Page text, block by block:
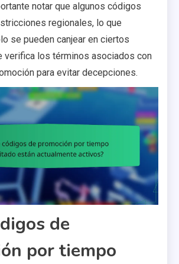
notar que algunos códigos
regionales, lo que
se pueden canjear en ciertos
verifica los términos asociados con
para evitar decepciones.
de
por tiempo